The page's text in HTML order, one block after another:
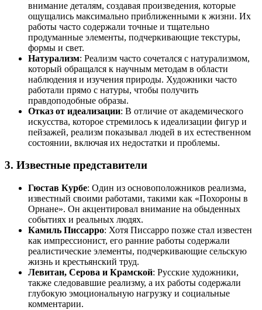
внимание деталям, создавая произведения, которые
ощущались максимально приближенными к жизни. Их
работы часто содержали точные и тщательно
продуманные элементы, подчеркивающие текстуры,
формы и свет.
Натурализм: Реализм часто сочетался с натурализмом,
который обращался к научным методам в области
наблюдения и изучения природы. Художники часто
работали прямо с натуры, чтобы получить
правдоподобные образы.
Отказ от идеализации: В отличие от академического
искусства, которое стремилось к идеализации фигур и
пейзажей, реализм показывал людей в их естественном
состоянии, включая их недостатки и проблемы.
3. Известные представители
Гюстав Курбе: Один из основоположников реализма,
известный своими работами, такими как «Похороны в
Орнане». Он акцентировал внимание на обыденных
событиях и реальных людях.
Камиль Писсарро: Хотя Писсарро позже стал известен
как импрессионист, его ранние работы содержали
реалистические элементы, подчеркивающие сельскую
жизнь и крестьянский труд.
Левитан, Серова и Крамской: Русские художники,
также следовавшие реализму, а их работы содержали
глубокую эмоциональную нагрузку и социальные
комментарии.